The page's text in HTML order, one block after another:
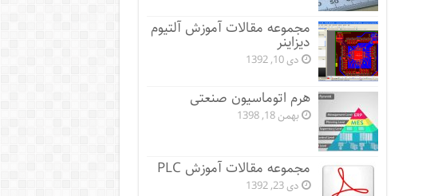
مجموعه مقالات آموزش آلتیوم
دیزاینر
دی 10, 1392
هرم اتوماسیون صنعتی
بهمن 18, 1398
مجموعه مقالات آموزش PLC
دی 23, 1392